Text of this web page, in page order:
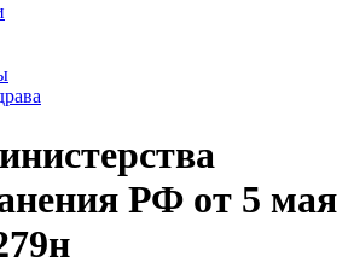
РФ от 5 мая